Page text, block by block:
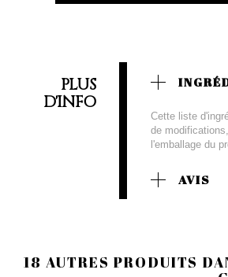
PLUS
D'INFO
Cette liste
de
l'emballage du
AVIS
18 AUTRES PRODUITS